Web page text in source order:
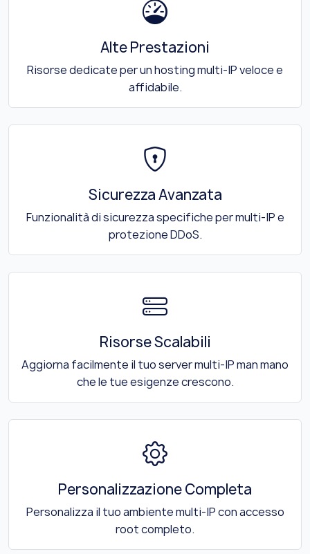
Alte Prestazioni
Risorse dedicate per un hosting multi-IP veloce e
affidabile.
Sicurezza Avanzata
Funzionalità di sicurezza specifiche per multi-IP e
protezione DDoS.
Risorse Scalabili
Aggiorna facilmente il tuo server multi-IP man mano
che le tue esigenze crescono.
Personalizzazione Completa
Personalizza il tuo ambiente multi-IP con accesso
root completo.